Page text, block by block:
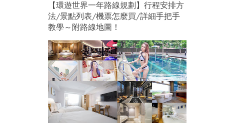
【環遊世界一年路線規劃】行程安排方
法/景點列表/機票怎麼買/詳細手把手
教學～附路線地圖！